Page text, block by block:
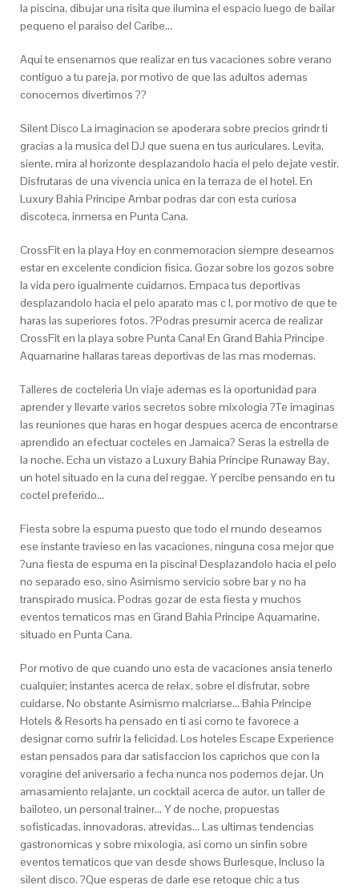
la piscina, dibujar una risita que ilumina el espacio luego de bailar
pequeno el paraiso del Caribe…
Aqui te ensenamos que realizar en tus vacaciones sobre verano
contiguo a tu pareja, por motivo de que las adultos ademas
conocemos divertirnos ??
Silent Disco La imaginacion se apoderara sobre precios grindr ti
gracias a la musica del DJ que suena en tus auriculares. Levita,
siente, mira al horizonte desplazandolo hacia el pelo dejate vestir.
Disfrutaras de una vivencia unica en la terraza de el hotel. En
Luxury Bahia Principe Ambar podras dar con esta curiosa
discoteca, inmersa en Punta Cana.
CrossFit en la playa Hoy en conmemoracion siempre deseamos
estar en excelente condicion fisica. Gozar sobre los gozos sobre
la vida pero igualmente cuidarnos. Empaca tus deportivas
desplazandolo hacia el pelo aparato mas c l, por motivo de que te
haras las superiores fotos. ?Podras presumir acerca de realizar
CrossFit en la playa sobre Punta Cana! En Grand Bahia Principe
Aquamarine hallaras tareas deportivas de las mas modernas.
Talleres de cocteleria Un viaje ademas es la oportunidad para
aprender y llevarte varios secretos sobre mixologia ?Te imaginas
las reuniones que haras en hogar despues acerca de encontrarse
aprendido an efectuar cocteles en Jamaica? Seras la estrella de
la noche. Echa un vistazo a Luxury Bahia Principe Runaway Bay,
un hotel situado en la cuna del reggae. Y percibe pensando en tu
coctel preferido…
Fiesta sobre la espuma puesto que todo el mundo deseamos
ese instante travieso en las vacaciones, ninguna cosa mejor que
?una fiesta de espuma en la piscina! Desplazandolo hacia el pelo
no separado eso, sino Asimismo servicio sobre bar y no ha
transpirado musica. Podras gozar de esta fiesta y muchos
eventos tematicos mas en Grand Bahia Principe Aquamarine,
situado en Punta Cana.
Por motivo de que cuando uno esta de vacaciones ansia tenerlo
cualquier; instantes acerca de relax, sobre el disfrutar, sobre
cuidarse, No obstante Asimismo malcriarse… Bahia Principe
Hotels & Resorts ha pensado en ti asi­ como te favorece a
designar como sufrir la felicidad. Los hoteles Escape Experience
estan pensados para dar satisfaccion los caprichos que con la
voragine del aniversario a fecha nunca nos podemos dejar. Un
amasamiento relajante, un cocktail acerca de autor, un taller de
bailoteo, un personal trainer… Y de noche, propuestas
sofisticadas, innovadoras, atrevidas… Las ultimas tendencias
gastronomicas y sobre mixologia, asi­ como un sinfin sobre
eventos tematicos que van desde shows Burlesque, Incluso la
silent disco. ?Que esperas de darle ese retoque chic a tus